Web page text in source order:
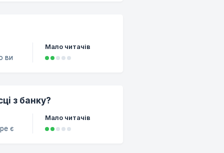
ви
Мало читачів
з банку?
є
Мало читачів